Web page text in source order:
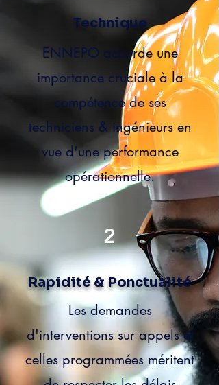
Technique
ENNEPO accorde une
importance cruciale à la
compétence de ses
techniciens & ingénieurs en
vue d'une performance
opérationnelle.
2
Rapidité & Ponctualité
Les demandes
d'interventions sur appels et
celles programmées méritent